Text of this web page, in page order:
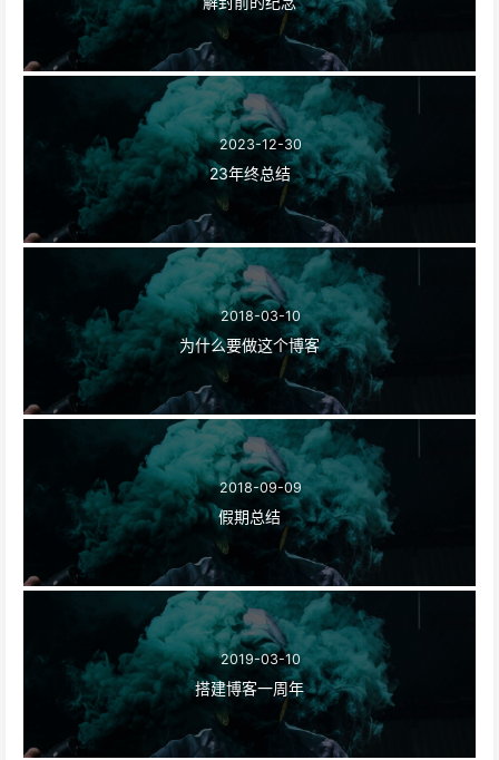
2023-12-30
23年终总结
2018-03-10
为什么要做这个博客
2018-09-09
假期总结
2019-03-10
搭建博客一周年